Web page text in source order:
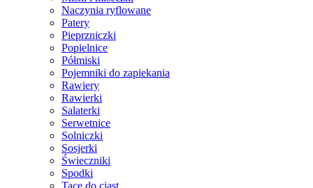
Naczynia ryflowane
Patery
Pieprzniczki
Popielnice
Półmiski
Pojemniki do zapiekania
Rawiery
Rawierki
Salaterki
Serwetnice
Solniczki
Sosjerki
Świeczniki
Spodki